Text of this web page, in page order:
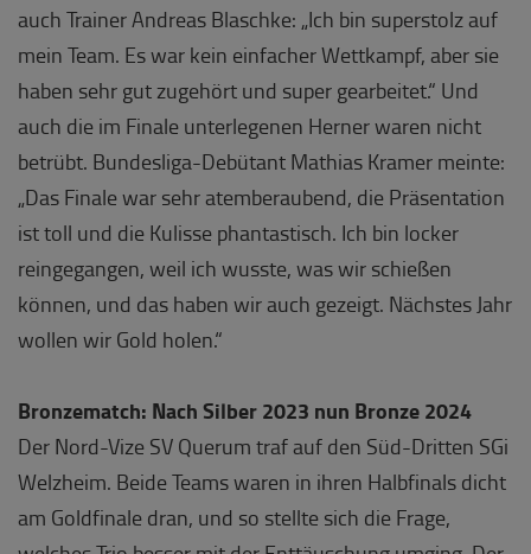
auch Trainer Andreas Blaschke: „Ich bin superstolz auf
mein Team. Es war kein einfacher Wettkampf, aber sie
haben sehr gut zugehört und super gearbeitet.“ Und
auch die im Finale unterlegenen Herner waren nicht
betrübt. Bundesliga-Debütant Mathias Kramer meinte:
„Das Finale war sehr atemberaubend, die Präsentation
ist toll und die Kulisse phantastisch. Ich bin locker
reingegangen, weil ich wusste, was wir schießen
können, und das haben wir auch gezeigt. Nächstes Jahr
wollen wir Gold holen.“
Bronzematch: Nach Silber 2023 nun Bronze 2024
Der Nord-Vize SV Querum traf auf den Süd-Dritten SGi
Welzheim. Beide Teams waren in ihren Halbfinals dicht
am Goldfinale dran, und so stellte sich die Frage,